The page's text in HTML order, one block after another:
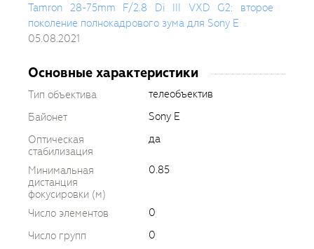
Tamron 28-75mm F/2.8 Di III VXD G2: второе
поколение полнокадрового зума для Sony E
05.08.2021
Основные характеристики
Тип объектива
телеобъектив
Байонет
Sony E
Оптическая
стабилизация
да
Минимальная
дистанция
фокусировки (м)
0.85
Число элементов
0
Число групп
0